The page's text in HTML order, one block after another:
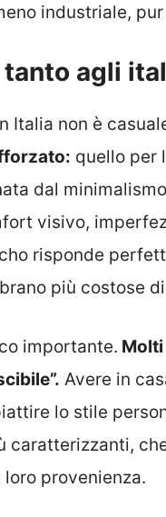
industriale,
agli
Italia non è
quello per
dal
visivo,
risponde
più costose
importante.
Avere in
lo stile
caratterizzanti,
loro provenienza.